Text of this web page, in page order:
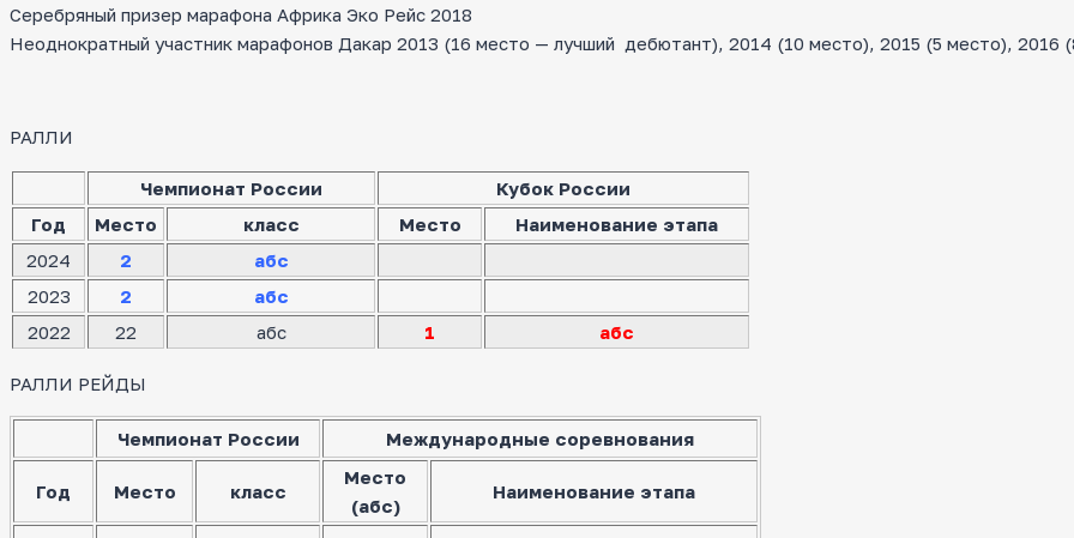
Серебряный призер марафона Африка Эко Рейс 2018
Неоднократный участник марафонов Дакар 2013 (16 место — лучший дебютант), 2014 (10 место), 2015 (5 место), 2016
РАЛЛИ
Чемпионат России
Кубок России
Год
Место класс Место
Наименование этапа
2024
2
абс
2023
2
абс
2022
22 абс 1 абс
РАЛЛИ РЕЙДЫ
Чемпионат России Международные соревнования
Год Место класс
Место
(абс)
Наименование этапа